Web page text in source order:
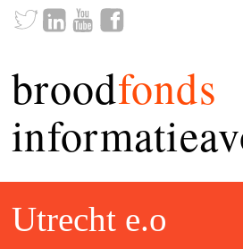
broodfonds
Utrecht e.o